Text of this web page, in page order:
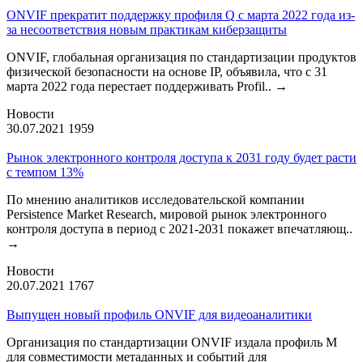
ONVIF прекратит поддержку профиля Q с марта 2022 года из-
за несоответствия новым практикам киберзащиты
ONVIF, глобальная организация по стандартизации продуктов
физической безопасности на основе IP, объявила, что с 31
марта 2022 года перестает поддерживать Profil.. →
Новости
30.07.2021 1959
Рынок электронного контроля доступа к 2031 году будет расти
с темпом 13%
По мнению аналитиков исследовательской компании
Persistence Market Research, мировой рынок электронного
контроля доступа в период с 2021-2031 покажет впечатляющ..
→
Новости
20.07.2021 1767
Выпущен новый профиль ONVIF для видеоаналитики
Организация по стандартизации ONVIF издала профиль М
для совместимости метаданных и событий для